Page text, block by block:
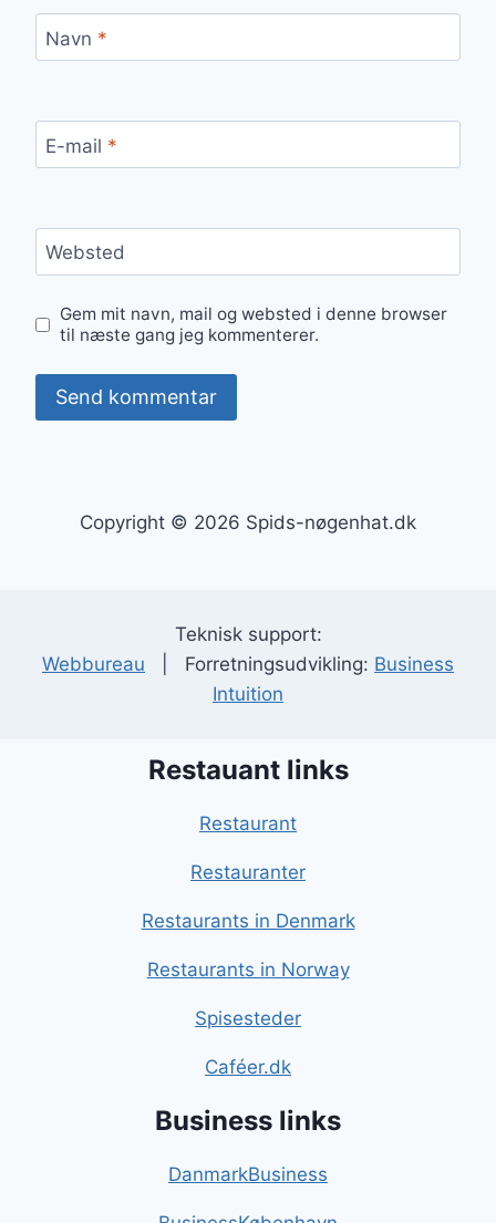
Navn *
E-mail *
Websted
Gem mit navn, mail og websted i denne browser
til næste gang jeg kommenterer.
Copyright © 2026 Spids-nøgenhat.dk
Teknisk support:
Webbureau | Forretningsudvikling: Business
Intuition
Restauant links
Restaurant
Restauranter
Restaurants in Denmark
Restaurants in Norway
Spisesteder
Caféer.dk
Business links
DanmarkBusiness